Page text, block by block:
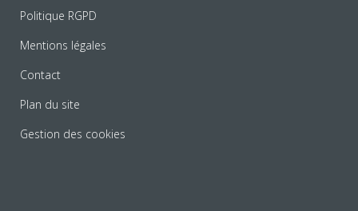
Politique RGPD
Mentions légales
Contact
Plan du site
Gestion des cookies